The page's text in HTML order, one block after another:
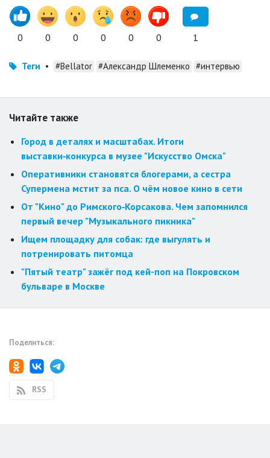
0 0 0 0 0 0 1
Теги • #Bellator #Александр Шлеменко #интервью
Читайте также
Город в деталях и масштабах. Итоги
выставки‑конкурса в музее "Искусство Омска"
Оперативники становятся блогерами, а сестра
Супермена мстит за пса. О чём новое кино в сети
От "Кино" до Римского‑Корсакова. Чем запомнился
первый вечер "Музыкального пикника"
Ищем площадку для собак: где выгулять и
потренировать питомца
"Пятый театр" зажёг под кей-поп на Покровском
бульваре в Москве
Поделиться:
RSS